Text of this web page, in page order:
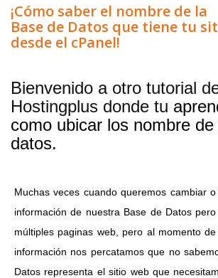
¡Cómo saber el nombre de la
Base de Datos que tiene tu
desde el cPanel!
Bienvenido a otro tutorial
Hostingplus donde tu
como ubicar los nombre
datos.
Muchas veces cuando queremos cambiar
información de nuestra Base de Datos
múltiples paginas web, pero al momento
información nos percatamos que no
Datos representa el sitio web que